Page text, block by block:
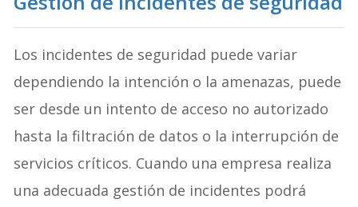
Los incidentes de seguridad puede variar
dependiendo la intención o la amenazas, puede
ser desde un intento de acceso no autorizado
hasta la filtración de datos o la interrupción de
servicios críticos. Cuando una empresa realiza
una adecuada gestión de incidentes podrá